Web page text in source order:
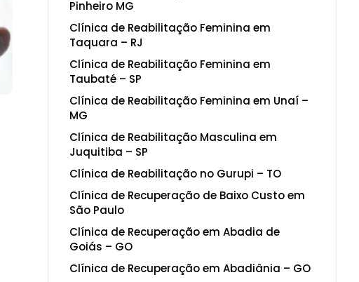
Pinheiro MG
Clínica de Reabilitação Feminina em
Taquara – RJ
Clínica de Reabilitação Feminina em
Taubaté – SP
Clínica de Reabilitação Feminina em Unaí –
MG
Clínica de Reabilitação Masculina em
Juquitiba – SP
Clínica de Reabilitação no Gurupi – TO
Clínica de Recuperação de Baixo Custo em
São Paulo
Clínica de Recuperação em Abadia de
Goiás – GO
Clínica de Recuperação em Abadiânia – GO